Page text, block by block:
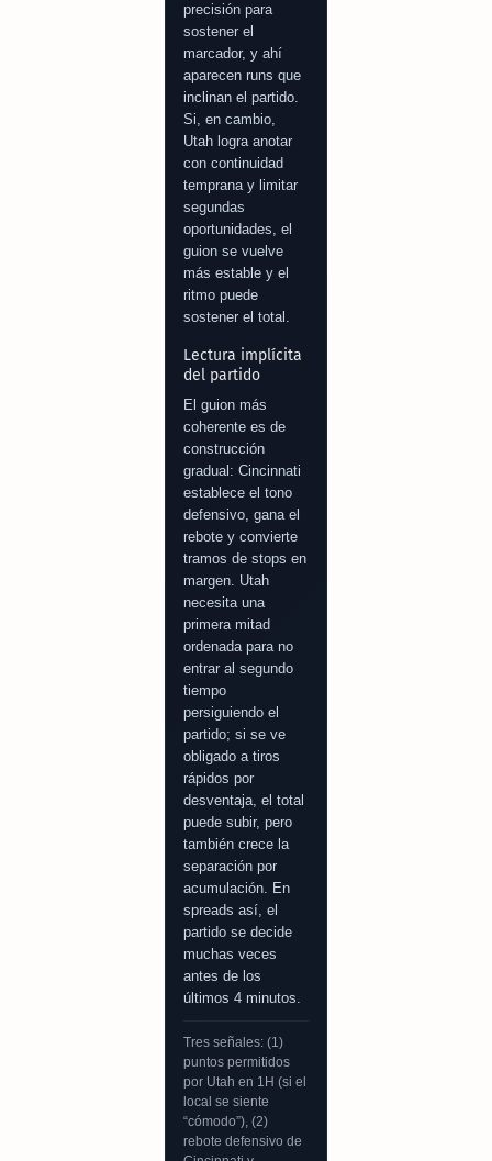
precisión para
sostener el
marcador, y ahí
aparecen runs que
inclinan el partido.
Si, en cambio,
Utah logra anotar
con continuidad
temprana y limitar
segundas
oportunidades, el
guion se vuelve
más estable y el
ritmo puede
sostener el total.
Lectura implícita
del partido
El guion más
coherente es de
construcción
gradual: Cincinnati
establece el tono
defensivo, gana el
rebote y convierte
tramos de stops en
margen. Utah
necesita una
primera mitad
ordenada para no
entrar al segundo
tiempo
persiguiendo el
partido; si se ve
obligado a tiros
rápidos por
desventaja, el total
puede subir, pero
también crece la
separación por
acumulación. En
spreads así, el
partido se decide
muchas veces
antes de los
últimos 4 minutos.
Tres señales: (1)
puntos permitidos
por Utah en 1H (si el
local se siente
“cómodo”), (2)
rebote defensivo de